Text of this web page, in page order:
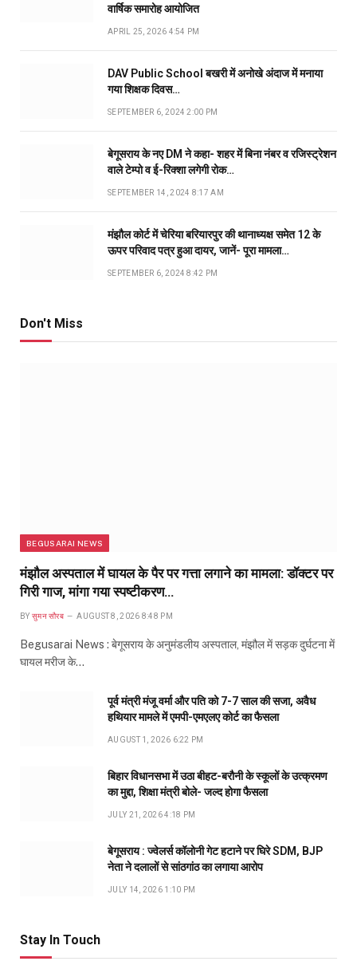
वार्षिक समारोह आयोजित
APRIL 25, 2026 4:54 PM
DAV Public School बखरी में अनोखे अंदाज में मनाया
गया शिक्षक दिवस…
SEPTEMBER 6, 2024 2:00 PM
बेगूसराय के नए DM ने कहा- शहर में बिना नंबर व रजिस्ट्रेशन
वाले टेम्पो व ई-रिक्शा लगेगी रोक…
SEPTEMBER 14, 2024 8:17 AM
मंझौल कोर्ट में चेरिया बरियारपुर की थानाध्यक्ष समेत 12 के
ऊपर परिवाद पत्र हुआ दायर, जानें- पूरा मामला…
SEPTEMBER 6, 2024 8:42 PM
Don't Miss
BEGUSARAI NEWS
मंझौल अस्पताल में घायल के पैर पर गत्ता लगाने का मामला: डॉक्टर पर
गिरी गाज, मांगा गया स्पष्टीकरण…
BY सुमन सौरब AUGUST 8, 2026 8:48 PM
Begusarai News : बेगूसराय के अनुमंडलीय अस्पताल, मंझौल में सड़क दुर्घटना में
घायल मरीज के…
पूर्व मंत्री मंजू वर्मा और पति को 7-7 साल की सजा, अवैध
हथियार मामले में एमपी-एमएलए कोर्ट का फैसला
AUGUST 1, 2026 6:22 PM
बिहार विधानसभा में उठा बीहट-बरौनी के स्कूलों के उत्क्रमण
का मुद्दा, शिक्षा मंत्री बोले- जल्द होगा फैसला
JULY 21, 2026 4:18 PM
बेगूसराय : ज्वेलर्स कॉलोनी गेट हटाने पर घिरे SDM, BJP
नेता ने दलालों से सांठगांठ का लगाया आरोप
JULY 14, 2026 1:10 PM
Stay In Touch